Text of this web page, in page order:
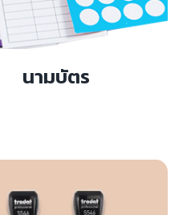
นามบัตร